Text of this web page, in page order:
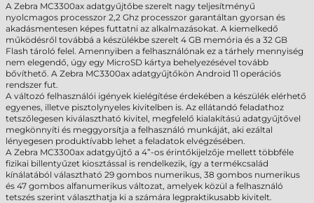
A Zebra MC3300ax adatgyűjtőbe szerelt nagy teljesítményű
nyolcmagos processzor 2,2 Ghz processzor garantáltan gyorsan és
akadásmentesen képes futtatni az alkalmazásokat. A kiemelkedő
működésről továbbá a készülékbe szerelt 4 GB memória és a 32 GB
Flash tároló felel. Amennyiben a felhasználónak ez a tárhely mennyiség
nem elegendő, úgy egy MicroSD kártya behelyezésével tovább
bővíthető. A Zebra MC3300ax adatgyűjtőkön Android 11 operációs
rendszer fut.
A változó felhasználói igények kielégítése érdekében a készülék elérhető
egyenes, illetve pisztolynyeles kivitelben is. Az ellátandó feladathoz
tetszőlegesen kiválasztható kivitel, megfelelő kialakítású adatgyűjtővel
megkönnyíti és meggyorsítja a felhasználó munkáját, aki ezáltal
lényegesen produktívabb lehet a feladatok elvégzésében.
A Zebra MC3300ax adatgyűjtő a 4”-os érintőkijelzője mellett többféle
fizikai billentyűzet kiosztással is rendelkezik, így a termékcsalád
kínálatából választható 29 gombos numerikus, 38 gombos numerikus
és 47 gombos alfanumerikus változat, amelyek közül a felhasználó
tetszés szerint választhatja ki a számára legpraktikusabb kivitelt.